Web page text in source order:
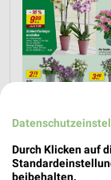
Durch Klicken auf
beibehalten.